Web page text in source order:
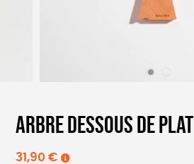
Arbre dessous de plat
31,90 €